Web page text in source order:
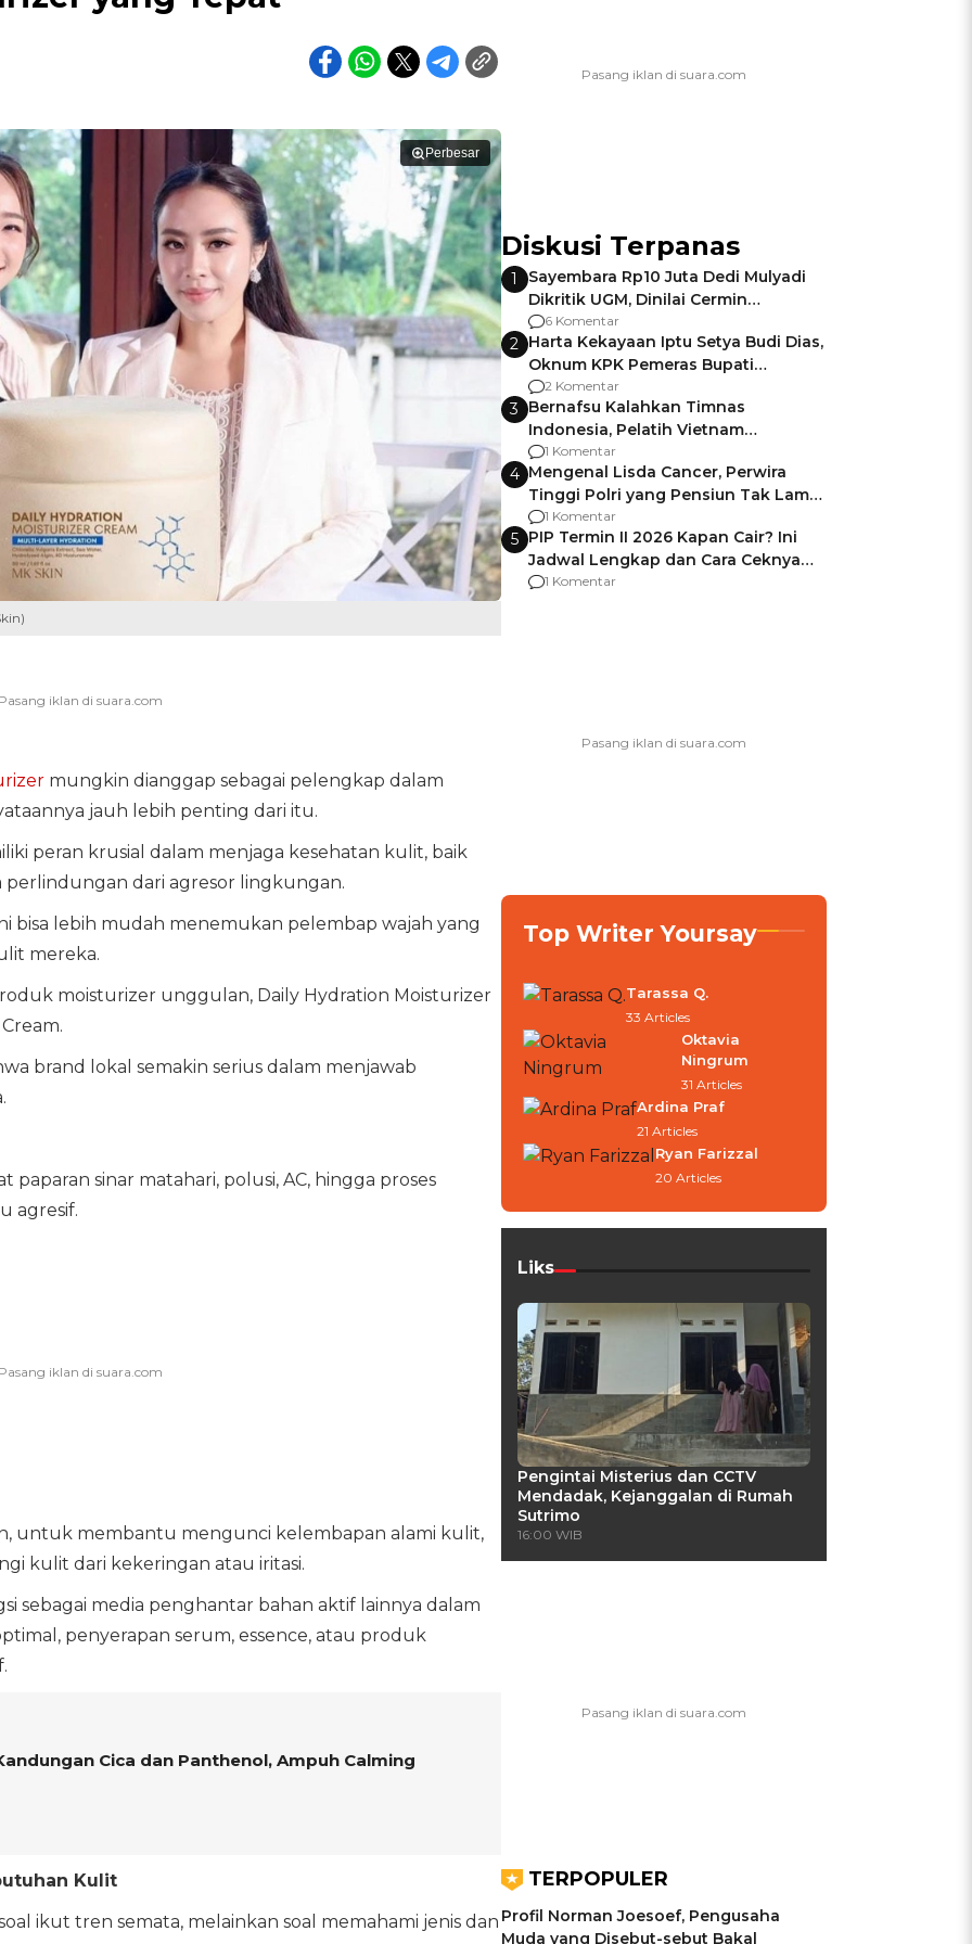
Perbesar
mungkin dianggap sebagai pelengkap dalam
jauh lebih penting dari itu.
peran krusial dalam menjaga kesehatan kulit, baik
perlindungan dari agresor lingkungan.
bisa lebih mudah menemukan pelembap wajah yang
mereka.
moisturizer unggulan, Daily Hydration Moisturizer
brand lokal semakin serius dalam menjawab
sinar matahari, polusi, AC, hingga proses
agresif.
untuk membantu mengunci kelembapan alami kulit,
kulit dari kekeringan atau iritasi.
sebagai media penghantar bahan aktif lainnya dalam
penyerapan serum, essence, atau produk
Cica dan Panthenol, Ampuh Calming
Kulit
ikut tren semata, melainkan soal memahami jenis dan
Diskusi Terpanas
1
Sayembara Rp10 Juta Dedi Mulyadi
Dikritik UGM, Dinilai Cermin
Gagalnya Negara Jamin Keamanan
6 Komentar
2 Harta Kekayaan Iptu Setya Budi Dias,
Oknum KPK Pemeras Bupati
Pemalang
2 Komentar
3 Bernafsu Kalahkan Timnas
Indonesia, Pelatih Vietnam
Berencana Pakai Jimat di Pakansari
1 Komentar
4 Mengenal Lisda Cancer, Perwira
Tinggi Polri yang Pensiun Tak Lama
Usai Jadi Brigjen
1 Komentar
5 PIP Termin II 2026 Kapan Cair? Ini
Jadwal Lengkap dan Cara Ceknya
agar Dana Tidak Hangus!
1 Komentar
Top Writer Yoursay
Tarassa Q.
33 Articles
Oktavia
Ningrum
31 Articles
Ardina Praf
21 Articles
Ryan Farizzal
20 Articles
Liks
Pengintai Misterius dan CCTV
Mendadak, Kejanggalan di Rumah
Sutrimo
16:00 WIB
TERPOPULER
Profil Norman Joesoef, Pengusaha
Muda yang Disebut-sebut Bakal